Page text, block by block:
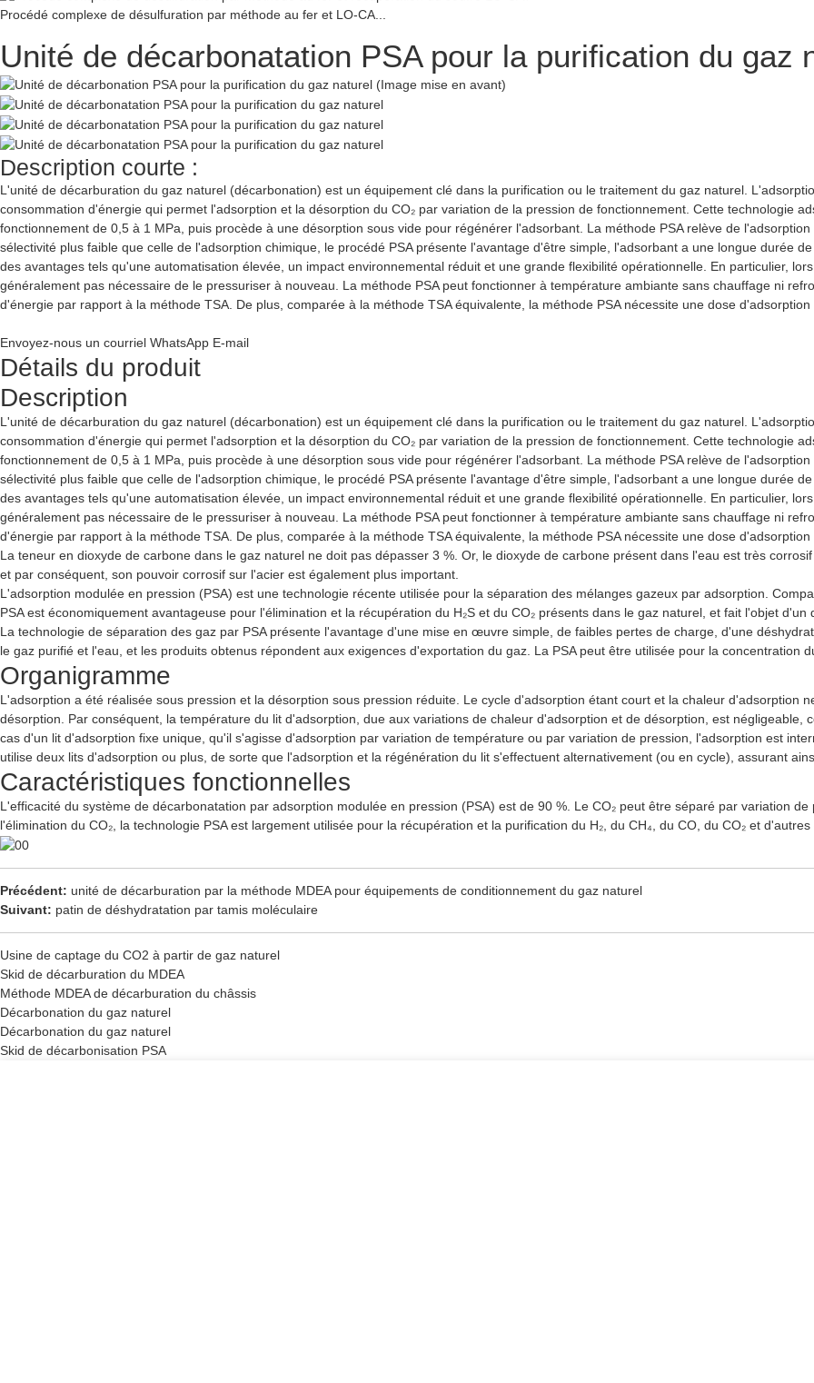
Procédé complexe de désulfuration par méthode au fer et LO-CA...
Unité de décarbonatation PSA pour la purification du gaz
Description courte :
L'unité de décarburation du gaz naturel (décarbonation) est un équipement clé dans la purification ou le traitement du gaz naturel.
consommation d'énergie qui permet l'adsorption et la désorption du CO₂ par variation de la pression de fonctionnement. Cette technologie
fonctionnement de 0,5 à 1 MPa, puis procède à une désorption sous vide pour régénérer l'adsorbant. La méthode PSA relève de
sélectivité plus faible que celle de l'adsorption chimique, le procédé PSA présente l'avantage d'être simple, l'adsorbant a une longue durée
des avantages tels qu'une automatisation élevée, un impact environnemental réduit et une grande flexibilité opérationnelle. En particulier,
généralement pas nécessaire de le pressuriser à nouveau. La méthode PSA peut fonctionner à température ambiante sans chauffage ni
d'énergie par rapport à la méthode TSA. De plus, comparée à la méthode TSA équivalente, la méthode PSA nécessite une dose d'adsorption
Envoyez-nous un courriel WhatsApp E-mail
Détails du produit
Description
L'unité de décarburation du gaz naturel (décarbonation) est un équipement clé dans la purification ou le traitement du gaz naturel.
consommation d'énergie qui permet l'adsorption et la désorption du CO₂ par variation de la pression de fonctionnement. Cette technologie
fonctionnement de 0,5 à 1 MPa, puis procède à une désorption sous vide pour régénérer l'adsorbant. La méthode PSA relève de
sélectivité plus faible que celle de l'adsorption chimique, le procédé PSA présente l'avantage d'être simple, l'adsorbant a une longue durée
des avantages tels qu'une automatisation élevée, un impact environnemental réduit et une grande flexibilité opérationnelle. En particulier,
généralement pas nécessaire de le pressuriser à nouveau. La méthode PSA peut fonctionner à température ambiante sans chauffage ni
d'énergie par rapport à la méthode TSA. De plus, comparée à la méthode TSA équivalente, la méthode PSA nécessite une dose d'adsorption
La teneur en dioxyde de carbone dans le gaz naturel ne doit pas dépasser 3 %. Or, le dioxyde de carbone présent dans l'eau est très
et par conséquent, son pouvoir corrosif sur l'acier est également plus important.
L'adsorption modulée en pression (PSA) est une technologie récente utilisée pour la séparation des mélanges gazeux par adsorption.
PSA est économiquement avantageuse pour l'élimination et la récupération du H₂S et du CO₂ présents dans le gaz naturel, et fait l'objet d'un
La technologie de séparation des gaz par PSA présente l'avantage d'une mise en œuvre simple, de faibles pertes de charge, d'une
le gaz purifié et l'eau, et les produits obtenus répondent aux exigences d'exportation du gaz. La PSA peut être utilisée pour la concentration
Organigramme
L'adsorption a été réalisée sous pression et la désorption sous pression réduite. Le cycle d'adsorption étant court et la chaleur d'adsorption
désorption. Par conséquent, la température du lit d'adsorption, due aux variations de chaleur d'adsorption et de désorption, est
cas d'un lit d'adsorption fixe unique, qu'il s'agisse d'adsorption par variation de température ou par variation de pression, l'adsorption est
utilise deux lits d'adsorption ou plus, de sorte que l'adsorption et la régénération du lit s'effectuent alternativement (ou en cycle), assurant
Caractéristiques fonctionnelles
L'efficacité du système de décarbonatation par adsorption modulée en pression (PSA) est de 90 %. Le CO₂ peut être séparé par variation
l'élimination du CO₂, la technologie PSA est largement utilisée pour la récupération et la purification du H₂, du CH₄, du CO, du CO₂ et d'autres
Précédent: unité de décarburation par la méthode MDEA pour équipements de conditionnement du gaz naturel
Suivant: patin de déshydratation par tamis moléculaire
Usine de captage du CO2 à partir de gaz naturel
Skid de décarburation du MDEA
Méthode MDEA de décarburation du châssis
Décarbonation du gaz naturel
Décarbonation du gaz naturel
Skid de décarbonisation PSA